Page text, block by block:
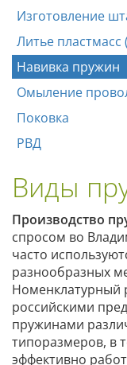
Изготовление
Литье пластмасс
Навивка пружин
Омыление
Поковка
РВД
Виды
Производство
спросом во
часто
разнообразных
Номенклатурный
российскими
пружинами
типоразмеров, в
эффективно